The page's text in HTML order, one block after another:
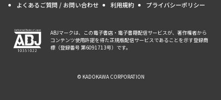
よくあるご質問 / お問い合わせ 利用規約 プライバシーポリシー
ABJマークは、この電子書店・電子書籍配信サービスが、著作権者から
コンテンツ使用許諾を得た正規版配信サービスであることを示す登録商
標（登録番号 第6091713号）です。
© KADOKAWA CORPORATION